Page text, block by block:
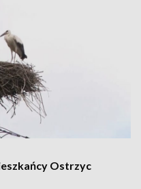
Ostrzyc